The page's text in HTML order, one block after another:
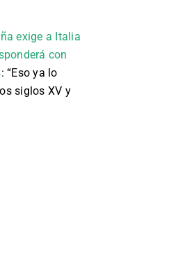
exige a Italia
con
: “Eso ya lo
siglos XV y